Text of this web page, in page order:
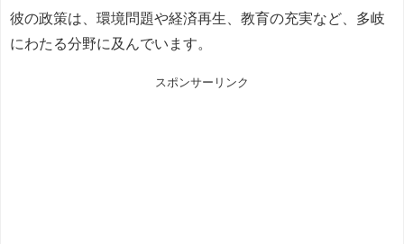
彼の政策は、環境問題や経済再生、教育の充実など、多岐
にわたる分野に及んでいます。
スポンサーリンク